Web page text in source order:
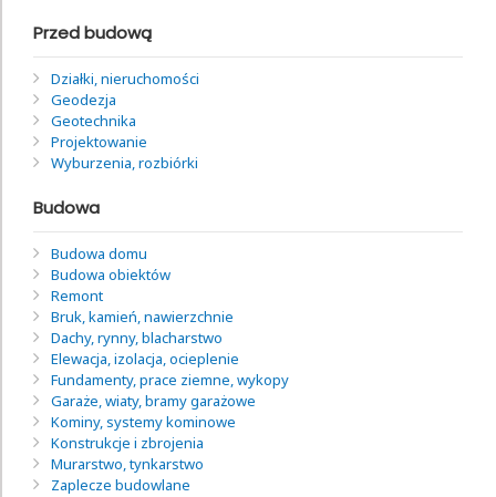
Przed budową
Działki, nieruchomości
Geodezja
Geotechnika
Projektowanie
Wyburzenia, rozbiórki
Budowa
Budowa domu
Budowa obiektów
Remont
Bruk, kamień, nawierzchnie
Dachy, rynny, blacharstwo
Elewacja, izolacja, ocieplenie
Fundamenty, prace ziemne, wykopy
Garaże, wiaty, bramy garażowe
Kominy, systemy kominowe
Konstrukcje i zbrojenia
Murarstwo, tynkarstwo
Zaplecze budowlane